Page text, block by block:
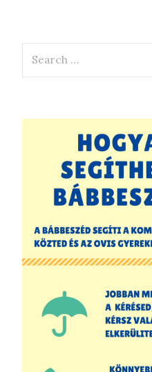
for: